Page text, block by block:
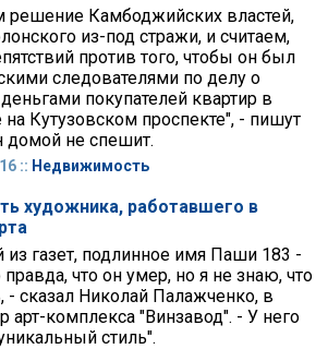
решение Камбоджийских властей,
из-под стражи, и считаем,
против того, чтобы он был
следователями по делу о
покупателей квартир в
Кутузовском проспекте", - пишут
домой не спешит.
:: Недвижимость
художника, работавшего в
из газет, подлинное имя Паши 183 -
что он умер, но я не знаю, что
- сказал Николай Палажченко, в
арт-комплекса "Винзавод". - У него
стиль".